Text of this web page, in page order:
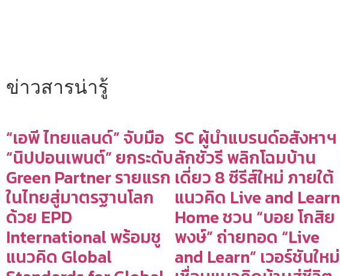
ข่าวสารน่ารู้
“เอพี ไทยแลนด์” จับมือ
“นิปปอนเพนต์” ยกระดับ
Green Partner รายแรก
ในไทยสู่มาตรฐานโลก
ด้วย EPD
International พร้อมชู
แนวคิด Global
SC ผู้นำแบรนด์อสังหาฯ
ลักชัวรี พลิกโฉมบ้าน
เดี่ยว 8 ซีรีส์ใหม่ ภายใต้
แนวคิด Live and Learn
Home ชวน “บอย โกสิย
พงษ์” ถ่ายทอด “Live
and Learn” เวอร์ชันใหม่